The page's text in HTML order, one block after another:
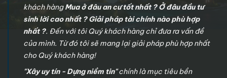
khách hàngMua ở đâu an cư tốt nhất ? Ở đâu đầu tư
sinh lời cao nhất ? Giải pháp tài chính nào phù hợp
nhất ?. Đến với tôi Quý khách hàng chỉ đưa ra vấn đề
của mình. Từ đó tôi sẽ mang lại giải pháp phù hợp nhất
cho Quý khách hàng!
"Xây uy tín - Dựng niềm tin"chính là mục tiêu bền